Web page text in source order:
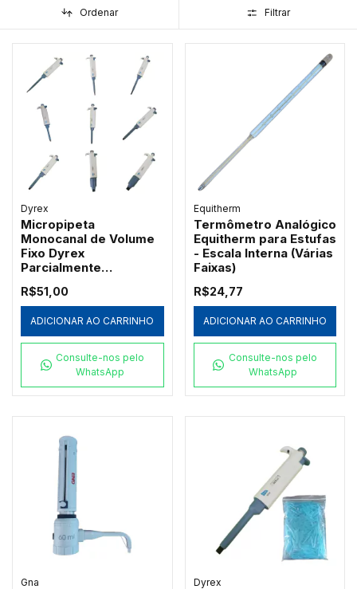
Ordenar Filtrar
Dyrex
Micropipeta
Monocanal de Volume
Fixo Dyrex
Parcialmente
R$51,00
ADICIONAR AO CARRINHO
Consulte-nos pelo
WhatsApp
Equitherm
Termômetro Analógico
Equitherm para Estufas
- Escala Interna (Várias
Faixas)
R$24,77
ADICIONAR AO CARRINHO
Consulte-nos pelo
WhatsApp
Gna Dyrex